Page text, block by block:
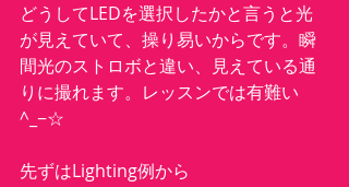
どうしてLEDを選択したかと言うと光
が見えていて、操り易いからです。瞬
間光のストロボと違い、見えている通
りに撮れます。レッスンでは有難い
^_−☆
先ずはLighting例から